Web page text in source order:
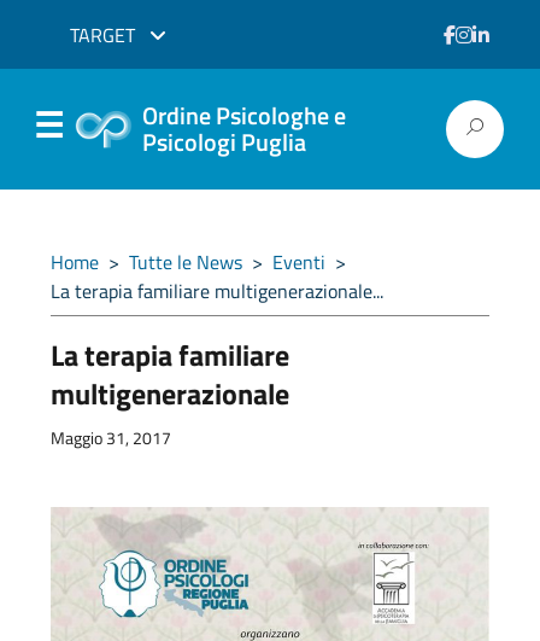
TARGET
Ordine Psicologhe e
Psicologi Puglia
Home > Tutte le News > Eventi >
La terapia familiare multigenerazionale...
La terapia familiare
multigenerazionale
Maggio 31, 2017